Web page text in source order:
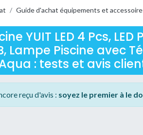
/ Guide d'achat équipements et
YUIT LED 4 Pcs,
Lampe Piscine avec
: tests et avis
reçu d'avis : soyez le premier à le